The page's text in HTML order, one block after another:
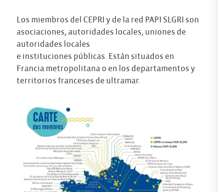
Los miembros del CEPRI y de la red PAPI SLGRI son
asociaciones, autoridades locales, uniones de
autoridades locales
e instituciones públicas. Están situados en
Francia metropolitana o en los departamentos y
territorios franceses de ultramar.